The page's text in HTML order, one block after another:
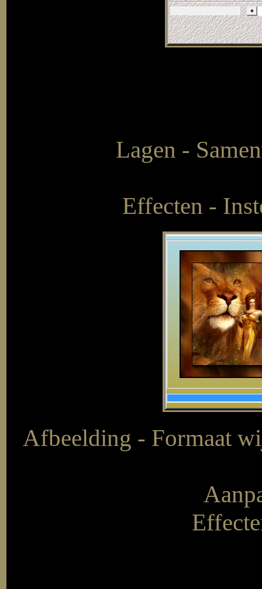
Lagen -
Effecten -
Afbeelding - Formaat